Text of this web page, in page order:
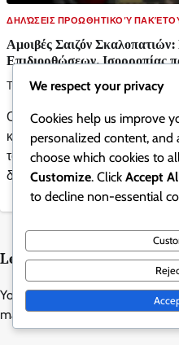
ΔΗΛΏΣΕΙΣ ΠΡΟΩΘΗΤΙΚΟΎ
Αμοιβές Σαιζόν
Επιδιορθώσεων, Ισορροπίας
Τζάσπερ Χάρλοου 12/03/2026
Οι Ανταμοιβές της Σειράς
κίνητρα για τους παίκτες,
τους σε ανταγωνιστικά
διαμορφώνονται από τις […]
Leave a Reply
Your email address will not be
marked*
We respect your privacy
Cookies help us improve
personalized content, and
choose which cookies to
Customize. Click Accept
to decline non-essential